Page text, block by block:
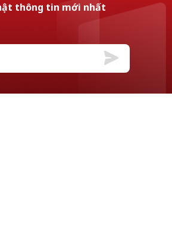
thông tin mới nhất